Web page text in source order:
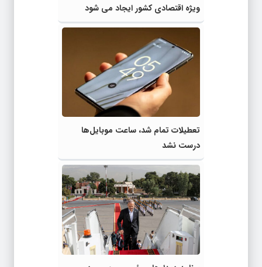
ویژه اقتصادی کشور ایجاد می شود
تعطیلات تمام شد، ساعت موبایل‌ها
درست نشد